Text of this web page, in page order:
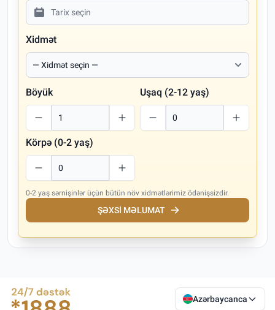
Xidmət
Böyük Uşaq (2-12 yaş)
Körpə (0-2 yaş)
0-2 yaş sərnişinlər üçün bütün növ xidmətlərimiz ödənişsizdir.
ŞƏXSI MƏLUMAT
Azərbaycanca